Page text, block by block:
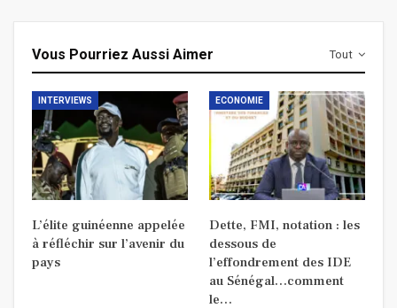
Tout
Vous Pourriez Aussi Aimer
INTERVIEWS
L’élite guinéenne appelée
à réfléchir sur l’avenir du
pays
ECONOMIE
Dette, FMI, notation : les
dessous de
l’effondrement des IDE
au Sénégal…comment
le…